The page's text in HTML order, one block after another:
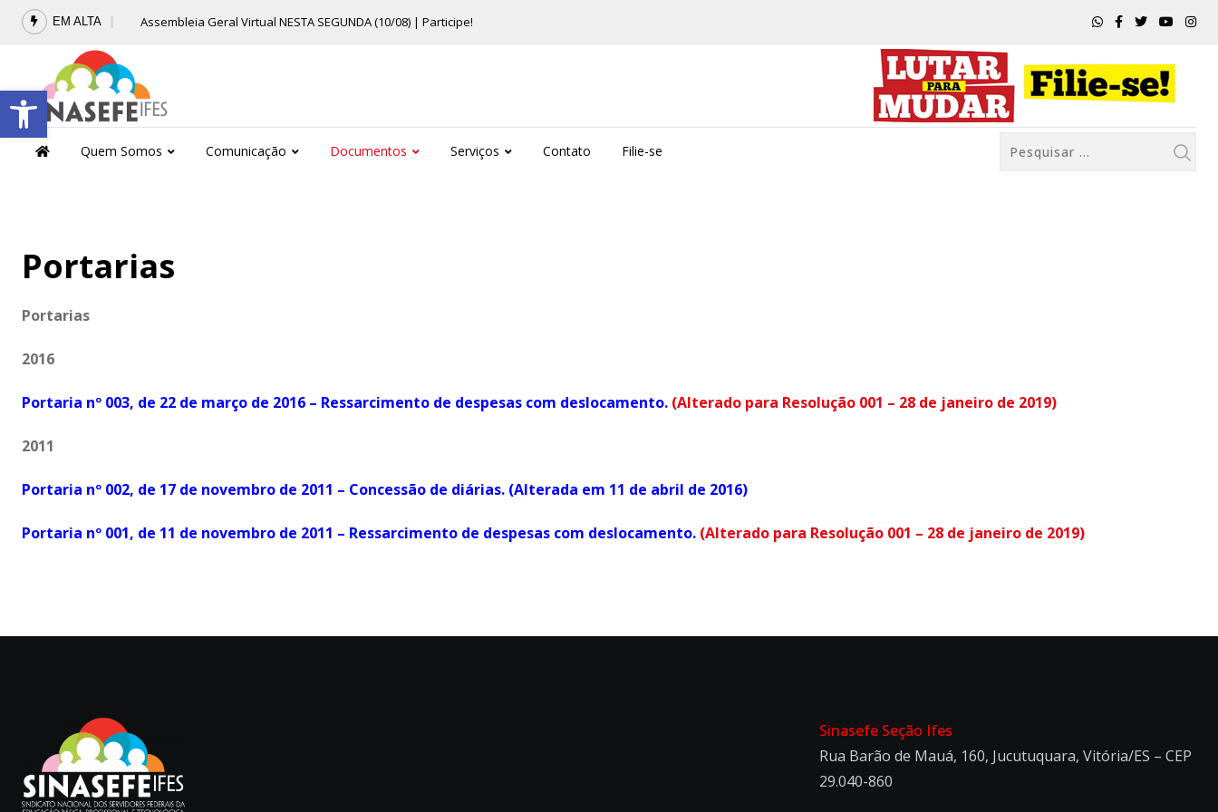
Barra de Ferramentas Aberta
Skip
EM ALTA Assembleia Geral Virtual NESTA SEGUNDA (10/08) | Participe!
Quem Somos Comunicação Documentos Serviços Contato Filie-se
Portarias
Portarias
2016
Portaria nº 003, de 22 de março de 2016 – Ressarcimento de despesas com deslocamento. (Alterado para Resolução 001 – 28 de janeiro de 2019)
2011
Portaria nº 002, de 17 de novembro de 2011 – Concessão de diárias. (Alterada em 11 de abril de 2016)
Portaria nº 001, de 11 de novembro de 2011 – Ressarcimento de despesas com deslocamento. (Alterado para Resolução 001 – 28 de janeiro de 2019)
Sinasefe Seção Ifes
Rua Barão de Mauá, 160, Jucutuquara, Vitória/ES – CEP
29.040-860